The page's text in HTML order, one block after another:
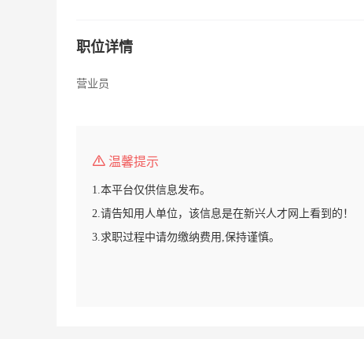
职位详情
营业员
温馨提示
1.本平台仅供信息发布。
2.请告知用人单位，该信息是在新兴人才网上看到的！
3.求职过程中请勿缴纳费用,保持谨慎。